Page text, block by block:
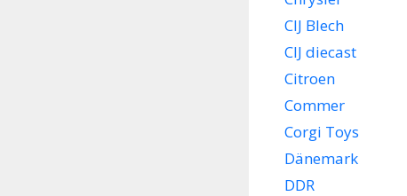
CIJ Blech
CIJ diecast
Citroen
Commer
Corgi Toys
Dänemark
DDR